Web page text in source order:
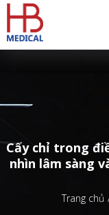
Cấy chỉ trong
nhìn lâm sàng
Trang chủ